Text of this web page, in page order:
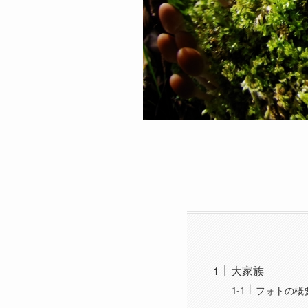
大家族
フォトの概